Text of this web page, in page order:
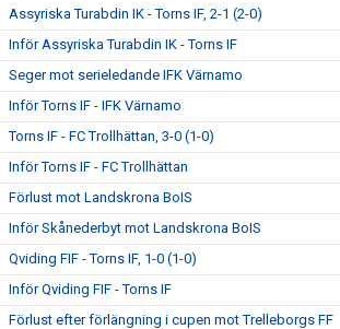
Assyriska Turabdin IK - Torns IF, 2-1 (2-0)
Inför Assyriska Turabdin IK - Torns IF
Seger mot serieledande IFK Värnamo
Inför Torns IF - IFK Värnamo
Torns IF - FC Trollhättan, 3-0 (1-0)
Inför Torns IF - FC Trollhättan
Förlust mot Landskrona BoIS
Inför Skånederbyt mot Landskrona BoIS
Qviding FIF - Torns IF, 1-0 (1-0)
Inför Qviding FIF - Torns IF
Förlust efter förlängning i cupen mot Trelleborgs FF